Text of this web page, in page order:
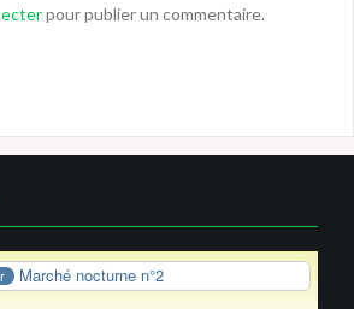
pour publier un commentaire.
Marché nocturne n°2